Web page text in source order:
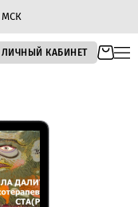
МСК
ЛИЧНЫЙ КАБИНЕТ